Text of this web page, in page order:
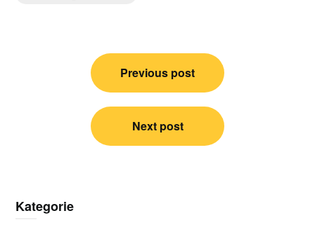
Nawigacja
Previous post
Next post
Kategorie